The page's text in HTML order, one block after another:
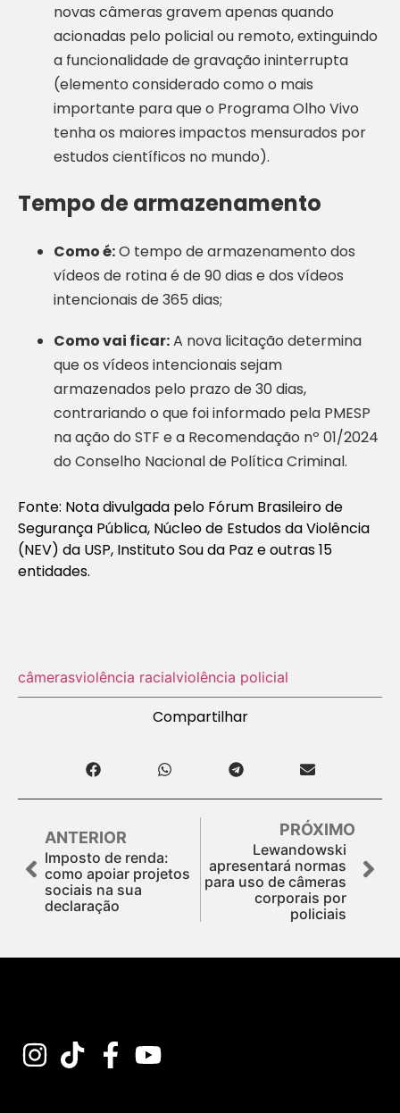
novas câmeras gravem apenas quando
acionadas pelo policial ou remoto, extinguindo
a funcionalidade de gravação ininterrupta
(elemento considerado como o mais
importante para que o Programa Olho Vivo
tenha os maiores impactos mensurados por
estudos científicos no mundo).
Tempo de armazenamento
Como é:O tempo de armazenamento dos
vídeos de rotina é de 90 dias e dos vídeos
intencionais de 365 dias;
Como vai ficar:A nova licitação determina
que os vídeos intencionais sejam
armazenados pelo prazo de 30 dias,
contrariando o que foi informado pela PMESP
na ação do STF e a Recomendação nº 01/2024
do Conselho Nacional de Política Criminal.
Fonte: Nota divulgada pelo Fórum Brasileiro de
Segurança Pública, Núcleo de Estudos da Violência
(NEV) da USP, Instituto Sou da Paz e outras 15
entidades.
câmerasviolência racialviolência policial
Compartilhar
ANTERIOR
Imposto de renda:
como apoiar projetos
sociais na sua
declaração
PRÓXIMO
Lewandowski
apresentará normas
para uso de câmeras
corporais por
policiais